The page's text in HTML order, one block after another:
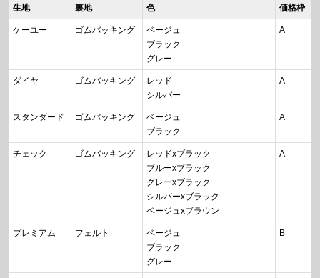
生地 裏地 色 価格枠
ケーユー ゴムバッキング
ベージュ
ブラック
グレー
A
ダイヤ ゴムバッキング
レッド
シルバー
A
スタンダード ゴムバッキング
ベージュ
ブラック
A
チェック ゴムバッキング
レッドxブラック
ブルーxブラック
グレーxブラック
シルバーxブラック
ベージュxブラウン
A
プレミアム フェルト
ベージュ
ブラック
グレー
B